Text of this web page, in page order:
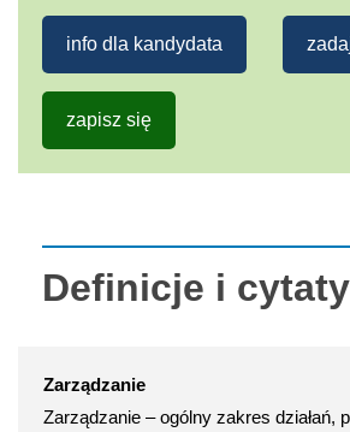
info dla kandydata
zapisz się
Definicje i cytaty
Zarządzanie
Zarządzanie – ogólny zakres działań,